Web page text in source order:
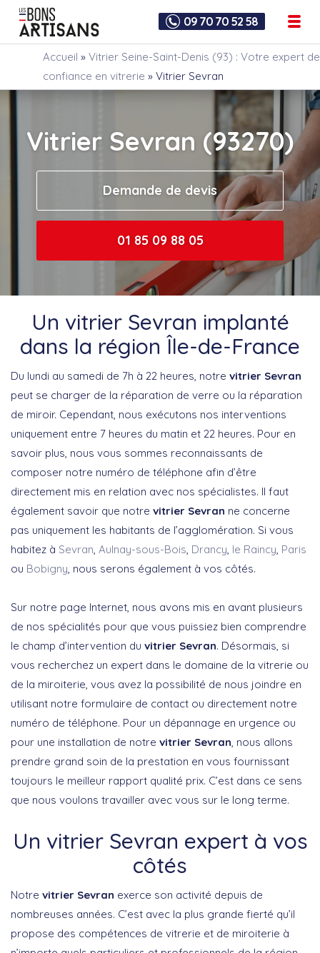
09 70 70 52 58
Accueil » Vitrier Seine-Saint-Denis (93) : Votre expert de
confiance en vitrerie » Vitrier Sevran
Vitrier Sevran (93270)
Demande de devis
01 85 09 88 05
Un vitrier Sevran implanté
dans la région Île-de-France
Du lundi au samedi de 7h à 22 heures, notre vitrier Sevran
peut se charger de la réparation de verre ou la réparation
de miroir. Cependant, nous exécutons nos interventions
uniquement entre 7 heures du matin et 22 heures. Pour en
savoir plus, nous vous sommes reconnaissants de
composer notre numéro de téléphone afin d’être
directement mis en relation avec nos spécialistes. Il faut
également savoir que notre vitrier Sevran ne concerne
pas uniquement les habitants de l’agglomération. Si vous
habitez à Sevran Aulnay-sous-Bois Drancy le Raincy Paris
ou Bobigny , nous serons également à vos côtés.
Sur notre page Internet, nous avons mis en avant plusieurs
de nos spécialités pour que vous puissiez bien comprendre
le champ d’intervention du vitrier Sevran. Désormais, si
vous recherchez un expert dans le domaine de la vitrerie ou
de la miroiterie, vous avez la possibilité de nous joindre en
utilisant notre formulaire de contact ou directement notre
numéro de téléphone. Pour un dépannage en urgence ou
pour une installation de notre vitrier Sevran , nous allons
prendre grand soin de la prestation en vous fournissant
toujours le meilleur rapport qualité prix. C’est dans ce sens
que nous voulons travailler avec vous sur le long terme.
Un vitrier Sevran expert à vos
côtés
Notre vitrier Sevran exerce son activité depuis de
nombreuses années. C’est avec la plus grande fierté qu’il
propose des compétences de vitrerie et de miroiterie à